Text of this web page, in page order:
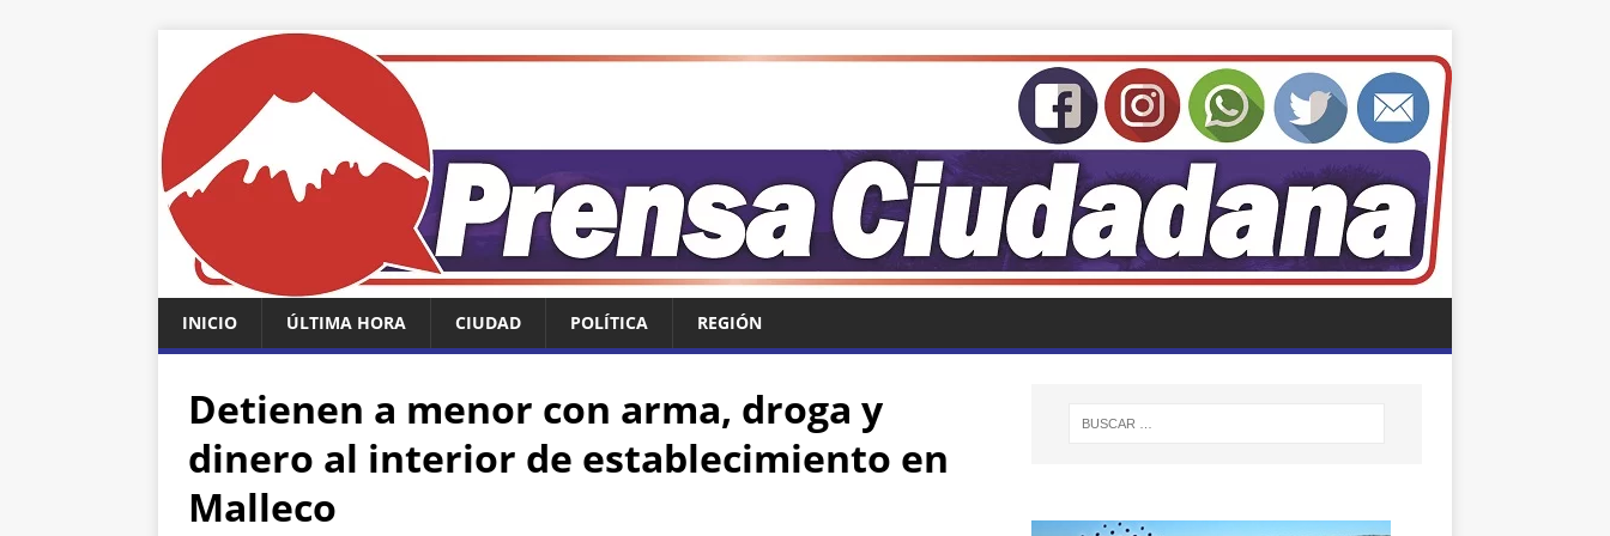
INICIO ÚLTIMA HORA CIUDAD POLÍTICA REGIÓN
Detienen a menor con arma, droga y
dinero al interior de establecimiento en
Malleco